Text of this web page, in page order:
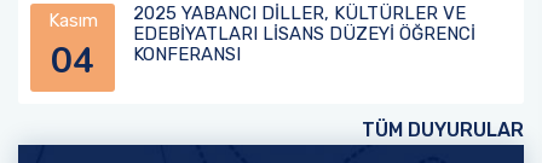
Kasım
04
2025 YABANCI DİLLER, KÜLTÜRLER VE
EDEBİYATLARI LİSANS DÜZEYİ ÖĞRENCİ
KONFERANSI
TÜM DUYURULAR